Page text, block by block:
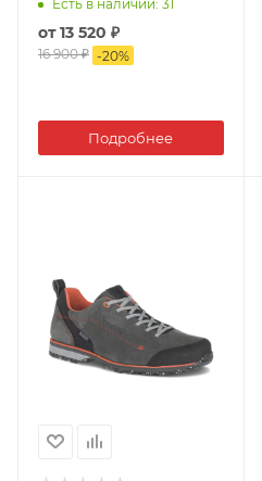
Есть в наличии: 31
от13 520 ₽
16 900 ₽ -20%
Подробнее